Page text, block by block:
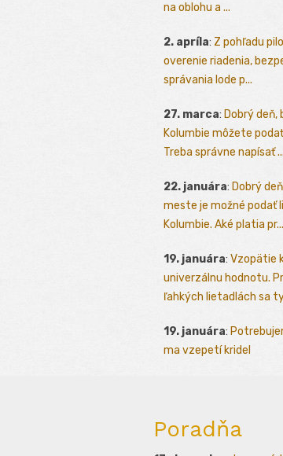
na oblohu a ...
2. apríla: Z pohľadu
overenie riadenia,
správania lode p...
27. marca: Dobrý deň,
Kolumbie môžete
Treba správne napísať ...
22. januára: Dobrý
meste je možné podať
Kolumbie. Aké platia pr...
19. januára: Vzopätie
univerzálnu hodnotu.
ľahkých lietadlách sa
19. januára:
ma vzepetí kridel
Poradňa